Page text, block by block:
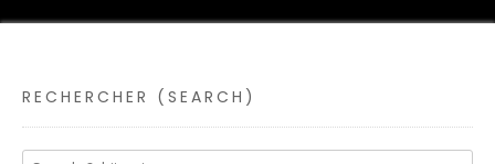
RECHERCHER (SEARCH)